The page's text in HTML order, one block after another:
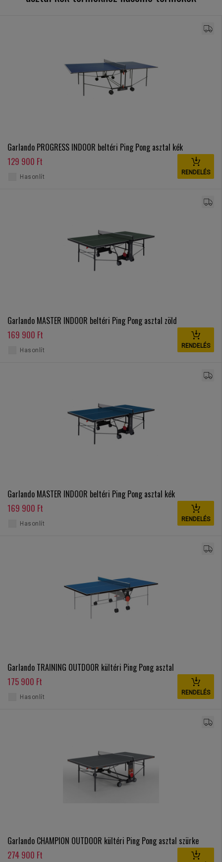
Garlando PROGRESS INDOOR beltéri Ping Pong asztal kék
129 900 Ft
RENDELÉS
Hasonlít
Garlando MASTER INDOOR beltéri Ping Pong asztal zöld
169 900 Ft
RENDELÉS
Hasonlít
Garlando MASTER INDOOR beltéri Ping Pong asztal kék
169 900 Ft
RENDELÉS
Hasonlít
Garlando TRAINING OUTDOOR kültéri Ping Pong asztal
175 900 Ft
RENDELÉS
Hasonlít
Garlando CHAMPION OUTDOOR kültéri Ping Pong asztal szürke
274 900 Ft